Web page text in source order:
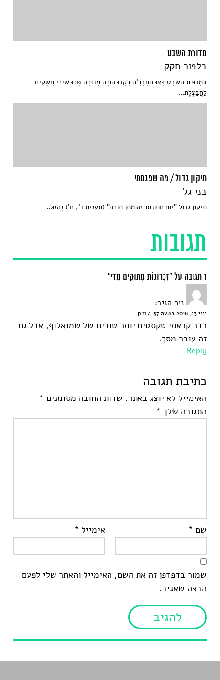
תגובות
1 תגובה על “זִכְרוֹנוֹת מְתוּקִים מִדַּי”
ניר הגיב:
יוני 23, 2018 בשעה 4:57 pm
כבר קראתי טקסטים יותר טובים של שמואלוף, אבל גם
זה עובר מסך.
Reply
כתיבת תגובה
האימייל לא יוצג באתר. שדות החובה מסומנים *
התגובה שלך *
שם * אימייל *
שמור בדפדפן זה את השם, האימייל והאתר שלי לפעם
הבאה שאגיב.
מדורת השבט
בלפור חקק
בִּמְדוּרַת הַשֵּׁבֶט בָּאוּ הַחֶבְרֶ'ה רָקְדוּ הוֹרָה מְדוּרָה שָׁרוּ שִׁירֵי חֲשָׁקִים
לַחֲבַצֶּלֶת...
תיקון גדול / מה שפגמתי
בני גל
תיקון גדול "יום חתונתו זה מתן תורה" (תענית ד’, ח’) נָהֲגוּ...